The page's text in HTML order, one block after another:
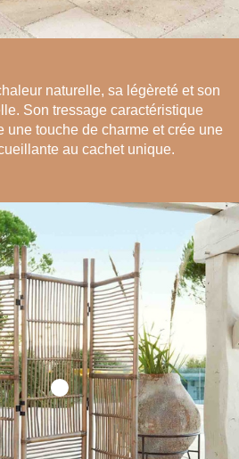
naturelle, sa légèreté et son
Son tressage caractéristique
une touche de charme et crée une
au cachet unique.